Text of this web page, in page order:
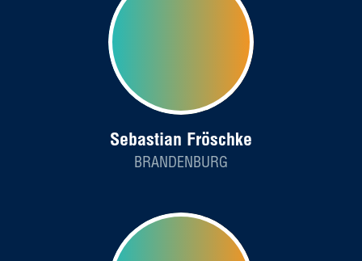
Sebastian Fröschke
BRANDENBURG